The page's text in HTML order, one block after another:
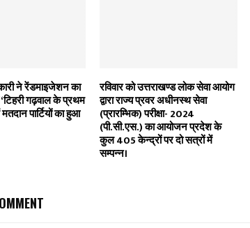
ने रेंडमाइजेशन का
गढ़वाल के प्रथम
पार्टियों का हुआ
रविवार को उत्तराखण्ड लोक सेवा आयोग
द्वारा राज्य प्रवर अधीनस्थ सेवा
(प्रारम्भिक) परीक्षा- 2024
(पी.सी.एस.) का आयोजन प्रदेश के
कुल 405 केन्द्रों पर दो सत्रों में
सम्पन्न।